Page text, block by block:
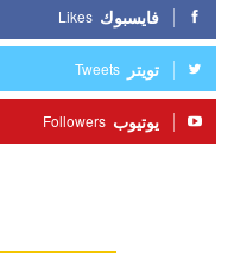
فايسبوك Likes
تويتر Tweets
يوتيوب Followers